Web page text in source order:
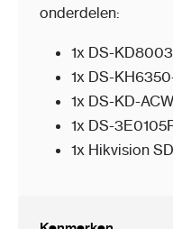
onderdelen:
1x DS-
1x DS-
1x DS-KD-
1x DS-
1x Hikvision